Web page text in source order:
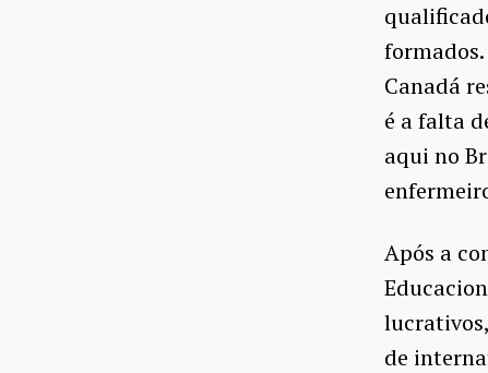
Canadá
é a falta
aqui no
Após a
de